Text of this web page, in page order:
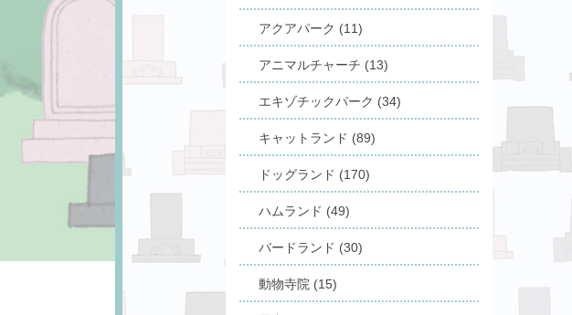
アクアパーク (11)
アニマルチャーチ (13)
エキゾチックパーク (34)
キャットランド (89)
ドッグランド (170)
ハムランド (49)
バードランド (30)
動物寺院 (15)